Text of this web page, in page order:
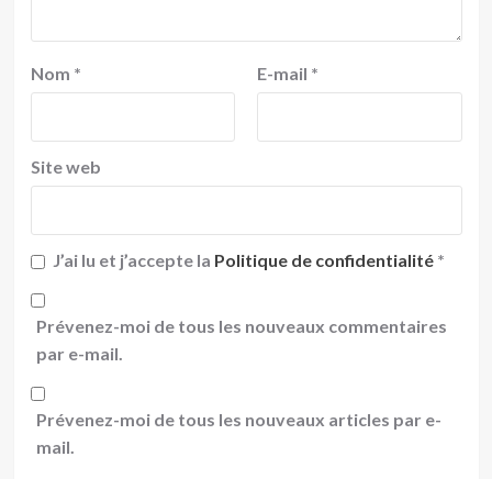
Nom * E-mail *
Site web
J’ai lu et j’accepte la Politique de confidentialité *
Prévenez-moi de tous les nouveaux commentaires
par e-mail.
Prévenez-moi de tous les nouveaux articles par e-
mail.